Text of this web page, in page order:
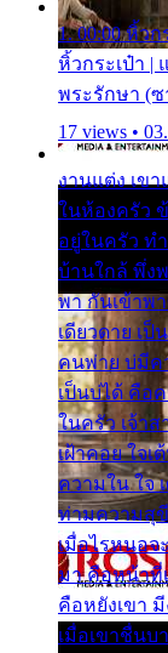
1. 00:00 หิ้วก
หิ้วกระเป๋า |
พระรักษา (ซ
17 views •
งานแต่ง เข
ในห้องครัว
อยู่ในครัว ท
บ้านใกล้ พึ่ง
พา กันเข้าพ
เดียวดาย เป็
คนพ่าย บ่มีคว
เป็นบ่ได้ คือ
ในครัว เจ้าส
เฝ้าคอย ใจเ
ความใน ใจ
ท่ามความสุขี
เมื่อไรหนอจ
มา คือหน้าที่
คือหยังเขา
เมื่อเขาชื่นบ